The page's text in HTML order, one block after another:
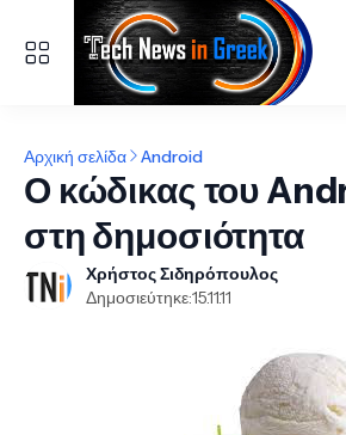
Αρχική σελίδα Android
Ο κώδικας του
στη δημοσιότητα
Χρήστος Σιδηρόπουλος
Δημοσιεύτηκε:15.11.11